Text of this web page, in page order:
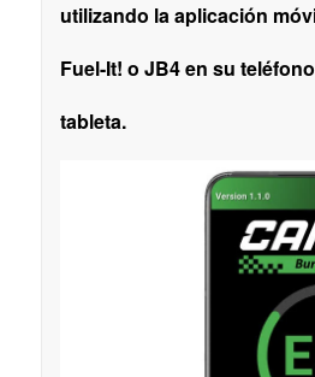
utilizando la aplicación
Fuel-It! o JB4 en su
tableta.